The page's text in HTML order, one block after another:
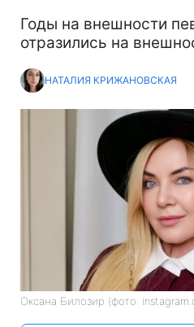
Годы на внешности
отразились на
НАТАЛИЯ КРИЖАНОВСКАЯ
Оксана Билозир (фото: